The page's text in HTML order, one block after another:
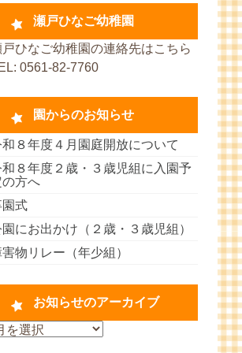
瀬戸ひなご幼稚園
戸ひなご幼稚園の連絡先はこちら
0561-82-7760
園からのお知らせ
和８年度４月園庭開放について
和８年度２歳・３歳児組に入園予
の方へ
園式
にお出かけ（２歳・３歳児組）
物リレー（年少組）
お知らせのアーカイブ